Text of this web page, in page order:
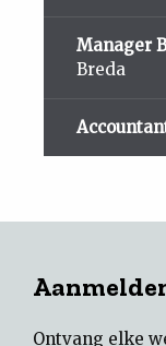
Manager
Breda
Ontvang elke